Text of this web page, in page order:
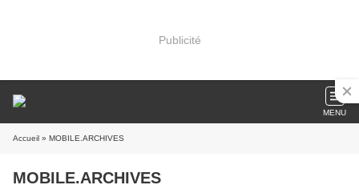
Publicité
MENU
Accueil » MOBILE.ARCHIVES
MOBILE.ARCHIVES